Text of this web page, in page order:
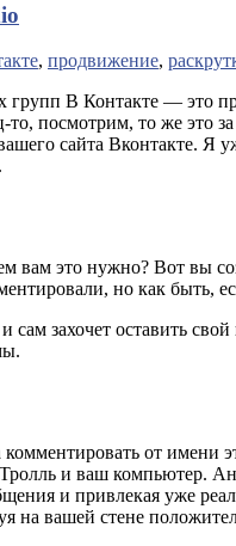
, продвижение,
групп В Контакте — это
посмотрим, то же это
сайта Вконтакте. Я
вам это нужно? Вот вы
но как быть,
захочет оставить
от
и ваш компьютер.
и привлекая уже
на вашей стене